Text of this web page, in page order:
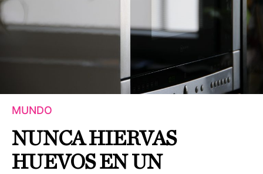
MUNDO
NUNCA HIERVAS
HUEVOS EN UN